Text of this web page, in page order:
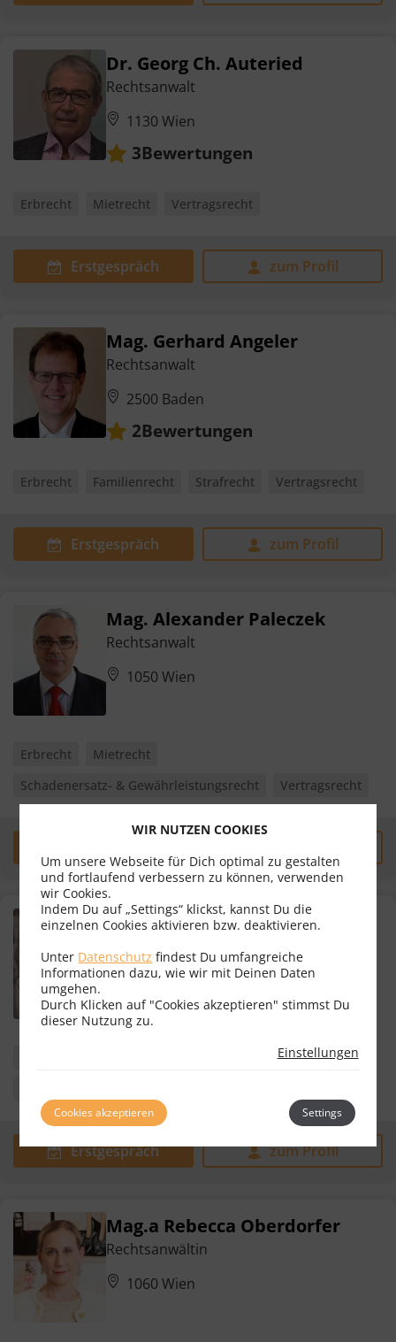
Dr. Georg Ch. Auteried
Rechtsanwalt
1130 Wien
3Bewertungen
Erbrecht Mietrecht Vertragsrecht
Erstgespräch zum Profil
Mag. Gerhard Angeler
Rechtsanwalt
2500 Baden
2Bewertungen
Erbrecht Familienrecht Strafrecht Vertragsrecht
Erstgespräch zum Profil
Mag. Alexander Paleczek
Rechtsanwalt
1050 Wien
Erbrecht
Mietrecht
Schadenersatz- & Gewährleistungsrecht
Vertragsrecht
Mag.a Cornelia Allen
1060 Wien
Scheidungsrecht
Erstgespräch zum Profil
Mag.a Rebecca Oberdorfer
Rechtsanwältin
1060 Wien
WIR NUTZEN COOKIES
Um unsere Webseite für Dich optimal zu gestalten
und fortlaufend verbessern zu können, verwenden
wir Cookies.
Indem Du auf „Settings“ klickst, kannst Du die
einzelnen Cookies aktivieren bzw. deaktivieren.
Unter Datenschutz findest Du umfangreiche
Informationen dazu, wie wir mit Deinen Daten
umgehen.
Durch Klicken auf "Cookies akzeptieren" stimmst Du
dieser Nutzung zu.
Einstellungen
Cookies akzeptieren Settings